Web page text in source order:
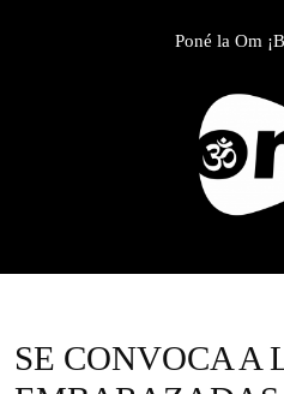
Poné la Om
SE CONVOCA A